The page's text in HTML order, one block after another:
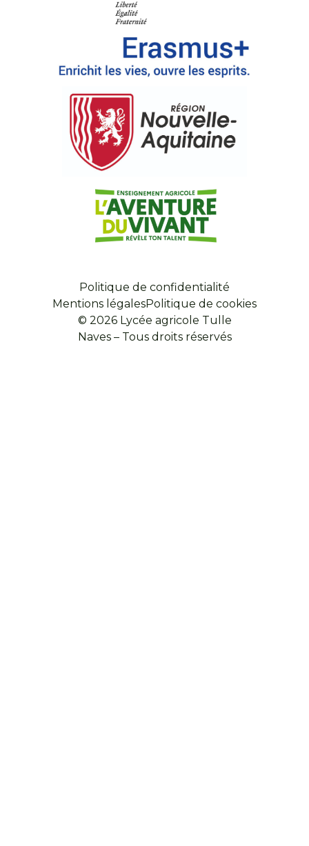
© 2026 Lycée agricole Tulle
Naves – Tous droits réservés
Politique de confidentialité
Mentions légalesPolitique de cookies